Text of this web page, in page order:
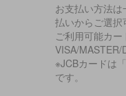
お支払い方法
払いからご選択
ご利用可能カー
VISA/MASTER/
※JCBカードは
です。